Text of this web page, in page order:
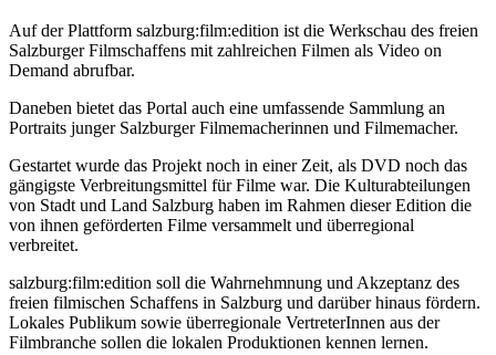
Auf der Plattform salzburg:film:edition ist die Werkschau des freien
Salzburger Filmschaffens mit zahlreichen Filmen als Video on
Demand abrufbar.
Daneben bietet das Portal auch eine umfassende Sammlung an
Portraits junger Salzburger Filmemacherinnen und Filmemacher.
Gestartet wurde das Projekt noch in einer Zeit, als DVD noch das
gängigste Verbreitungsmittel für Filme war. Die Kulturabteilungen
von Stadt und Land Salzburg haben im Rahmen dieser Edition die
von ihnen geförderten Filme versammelt und überregional
verbreitet.
salzburg:film:edition soll die Wahrnehmnung und Akzeptanz des
freien filmischen Schaffens in Salzburg und darüber hinaus fördern.
Lokales Publikum sowie überregionale VertreterInnen aus der
Filmbranche sollen die lokalen Produktionen kennen lernen.